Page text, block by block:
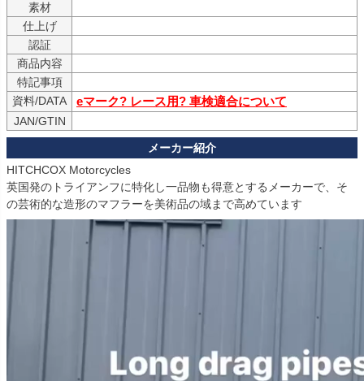
素材
仕上げ
認証
商品内容
特記事項
資料/DATA
eマーク? レース用? 車検適合について
JAN/GTIN
HITCHCOX Motorcycles
英国発のトライアンフに特化し一品物も得意とするメーカーで、そ
の芸術的な造形のマフラーを美術品の域まで高めています